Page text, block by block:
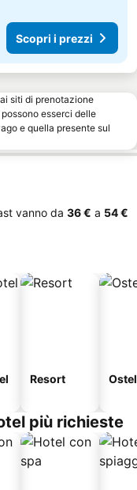
Scopri i prezzi
siti di prenotazione
esserci delle
e quella presente sul
vanno da ‎36 € a ‎54 €
Resort
più richieste